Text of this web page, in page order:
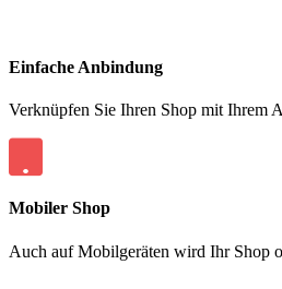
Einfache Anbindung
Verknüpfen Sie Ihren Shop mit Ihrem
Mobiler Shop
Auch auf Mobilgeräten wird Ihr Shop